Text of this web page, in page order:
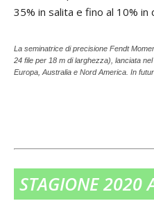
35% in salita e fino al 10% in
La seminatrice di precisione Fendt
24 file per 18 m di larghezza), lanciata
Europa, Australia e Nord America. In
STAGIONE 2020